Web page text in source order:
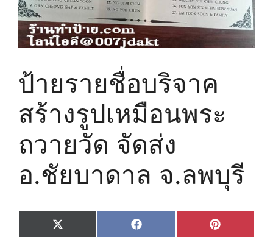
ป้ายรายชื่อบริจาค
สร้างรูปเหมือนพระ
ถวายวัด จัดส่ง​
อ.ชัยบาดาล​ จ.ลพบุรี
Share
on
X
(
Share
on
F
a
Share
on
P
i